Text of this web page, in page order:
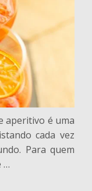
aperitivo é uma
cada vez
Para quem
…